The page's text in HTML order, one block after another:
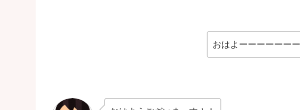
おはよーーーーーー